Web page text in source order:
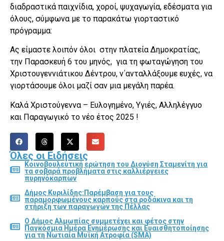
διαδραστικά παιχνίδια, χοροί, ψυχαγωγία, εδέσματα για
όλους, σύμφωνα με το παρακάτω γιορταστικό
πρόγραμμα:
Ας είμαστε λοιπόν όλοι στην πλατεία Δημοκρατίας,
την Παρασκευή 6 του μηνός, για τη φωταγώγηση του
Χριστουγεννιάτικου Δέντρου, ν΄ανταλλάξουμε ευχές, να
γιορτάσουμε όλοι μαζί σαν μια μεγάλη παρέα.
Καλά Χριστούγεννα – Ευλογημένο, Υγιές, Αλληλέγγυο
και Παραγωγικό το νέο έτος 2025 !
Όλες οι Ειδήσεις
Κοινοβουλευτική ερώτηση του Διονύση Σταμενίτη για
τα σοβαρά προβλήματα στις καλλιέργειες
πυρηνόκαρπων
Δήμος Κυριλίδης:Παρέμβαση για τους
παραμορφωμένους καρπούς στα ροδάκινα και τη
στήριξη των παραγωγών της Πέλλας
Ο Δήμος Αλμωπίας συμμετέχει και φέτος στην
Παγκόσμια Ημέρα Ενημέρωσης και Ευαισθητοποίησης
για τη Νωτιαία Μυϊκή Ατροφία (SMA)